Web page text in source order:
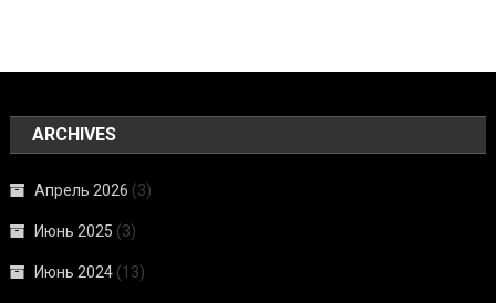
ARCHIVES
Апрель 2026 (3)
Июнь 2025 (3)
Июнь 2024 (13)